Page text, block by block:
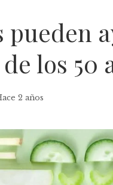
pueden
los 50
2 años